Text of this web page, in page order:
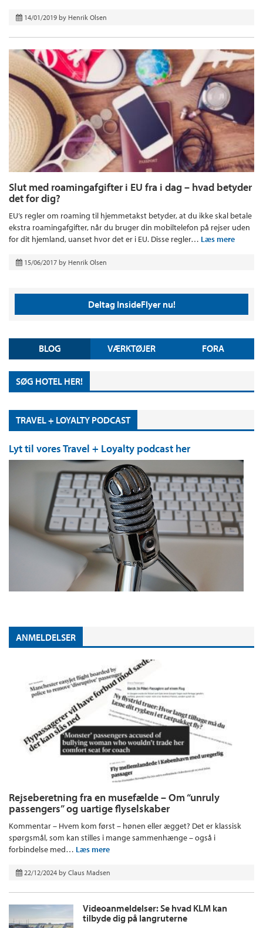
14/01/2019 by Henrik Olsen
Slut med roamingafgifter i EU fra i dag – hvad betyder
det for dig?
EU’s regler om roaming til hjemmetakst betyder, at du ikke skal betale
ekstra roamingafgifter, når du bruger din mobiltelefon på rejser uden
for dit hjemland, uanset hvor det er i EU. Disse regler… Læs mere
15/06/2017 by Henrik Olsen
Deltag InsideFlyer nu!
BLOG VÆRKTØJER FORA
SØG HOTEL HER!
TRAVEL + LOYALTY PODCAST
Lyt til vores Travel + Loyalty podcast her
ANMELDELSER
Rejseberetning fra en musefælde – Om “unruly
passengers” og uartige flyselskaber
Kommentar – Hvem kom først – hønen eller ægget? Det er klassisk
spørgsmål, som kan stilles i mange sammenhænge – også i
forbindelse med… Læs mere
22/12/2024 by Claus Madsen
Videoanmeldelser: Se hvad KLM kan
tilbyde dig på langruterne